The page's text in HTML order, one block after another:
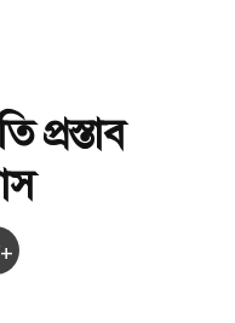
প্রস্তাব